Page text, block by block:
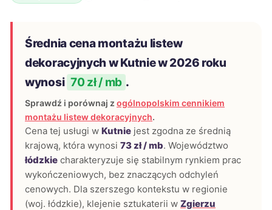
Średnia cena montażu listew
dekoracyjnych w Kutnie w 2026 roku
wynosi 70 zł / mb .
Sprawdź i porównaj z ogólnopolskim cennikiem
montażu listew dekoracyjnych.
Cena tej usługi w Kutnie jest zgodna ze średnią
krajową, która wynosi 73 zł / mb. Województwo
łódzkie charakteryzuje się stabilnym rynkiem prac
wykończeniowych, bez znaczących odchyleń
cenowych. Dla szerszego kontekstu w regionie
(woj. łódzkie), klejenie sztukaterii w Zgierzu